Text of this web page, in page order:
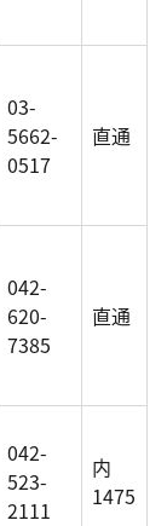
03-
5662-
0517
直通
042-
620-
7385
直通
042-
523-
2111
内
1475